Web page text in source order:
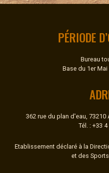
PÉRIODE
Bureau
Base du 1er
362 rue du plan d'eau, 73210
Tél. : +33
Etablissement déclaré à la
et des